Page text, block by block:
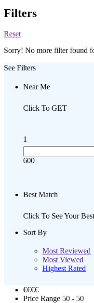
Filters
Reset
Sorry! No more filter found
See Filters
Near Me
Click To GET
1
600
Best Match
Click To See Your
Sort By
Most Reviewed
Most Viewed
Highest Rated
€€€€
Price Range 50 - 50